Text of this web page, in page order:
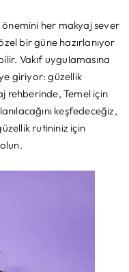
önemini her makyaj sever
bir güne hazırlanıyor
Vakıf uygulamasına
giriyor: güzellik
rehberinde, Temel için
keşfedeceğiz,
rutininiz için